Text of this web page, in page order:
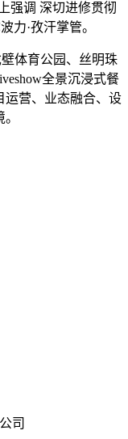
调 深切进修贯彻
力·孜汗掌管。
体育公园、丝明珠
全景沉浸式餐
运营、业态融合、设
司